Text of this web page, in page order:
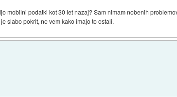
mobilni podatki kot 30 let nazaj? Sam nimam nobenih
slabo pokrit, ne vem kako imajo to ostali.